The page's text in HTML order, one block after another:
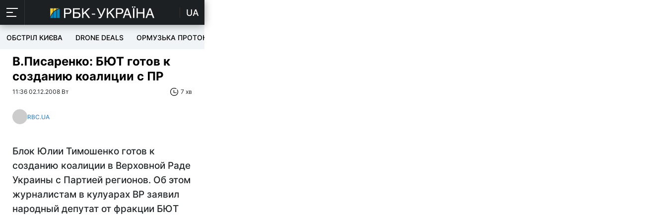
UA
ОБСТРІЛ КИЄВА DRONE DEALS ОРМУЗЬКА ПРОТОКА
В.Писаренко: БЮТ готов к
созданию коалиции с ПР
11:36 02.12.2008 Вт 7 хв
RBC.UA
Блок Юлии Тимошенко готов к
созданию коалиции в Верховной Раде
Украины с Партией регионов. Об этом
журналистам в кулуарах ВР заявил
народный депутат от фракции БЮТ